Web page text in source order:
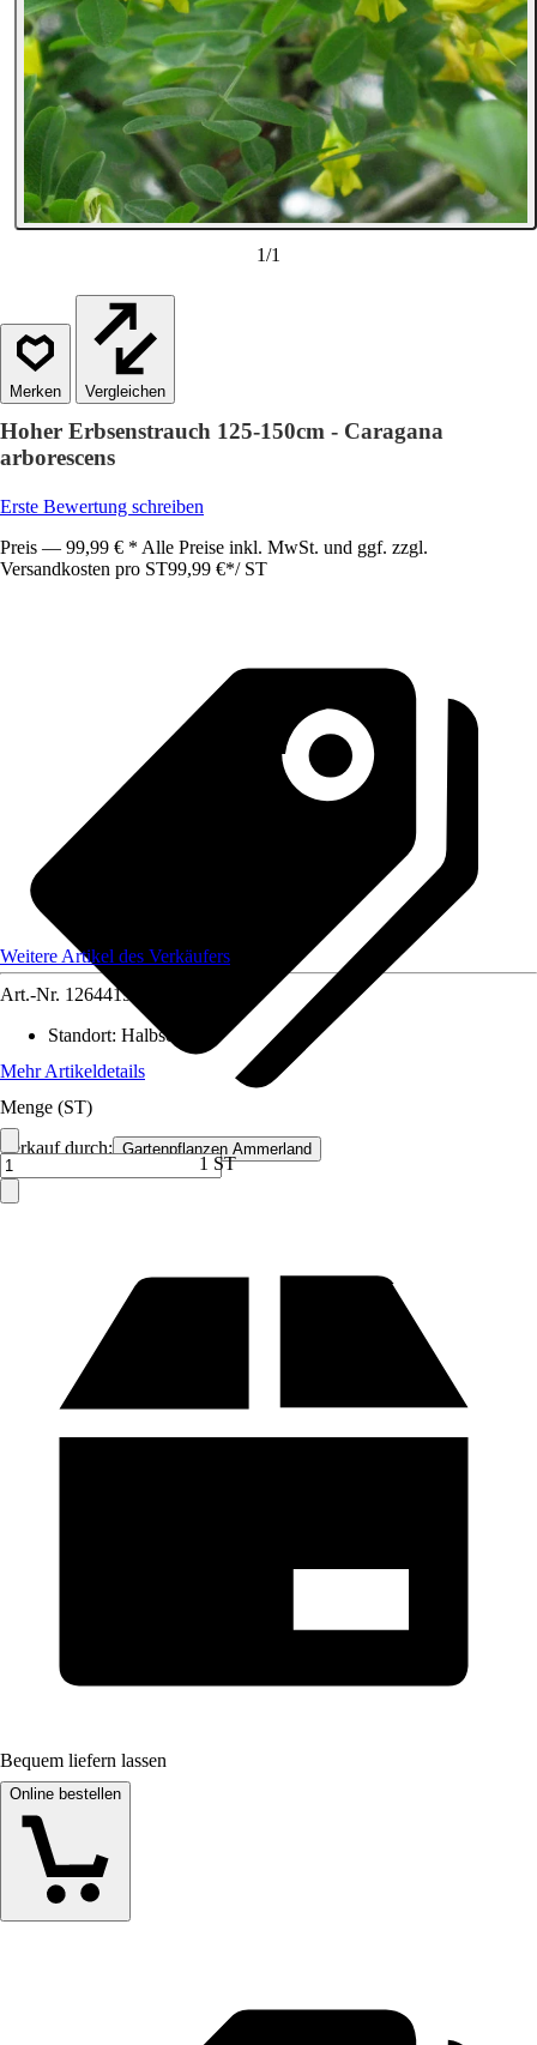
1/1
Vergleichen
Hoher Erbsenstrauch 125-150cm - Caragana
arborescens
Erste Bewertung schreiben
Preis — 99,99 € * Alle Preise inkl. MwSt. und ggf. zzgl.
Versandkosten pro ST99,99 €*/ ST
Verkauf durch: Gartenpflanzen Ammerland
Weitere Artikel des Verkäufers
Art.-Nr. 12644191
Standort: Halbschatten
Mehr Artikeldetails
Menge (ST)
1 ST
Bequem liefern lassen
Online bestellen